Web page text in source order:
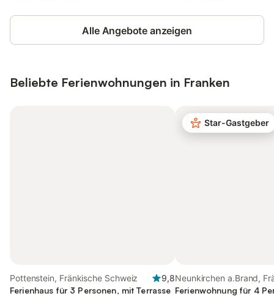
Alle Angebote anzeigen
Beliebte Ferienwohnungen in Franken
Pottenstein, Fränkische Schweiz
9,8
Ferienhaus für 3 Personen, mit Terrasse
Star-Gastgeber
Neunkirchen a.Brand,
Schweiz
Ferienwohnung für 4